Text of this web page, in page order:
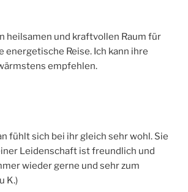
heilsamen und kraftvollen Raum für
energetische Reise. Ich kann ihre
empfehlen.
fühlt sich bei ihr gleich sehr wohl. Sie
Leidenschaft ist freundlich und
wieder gerne und sehr zum
K.)